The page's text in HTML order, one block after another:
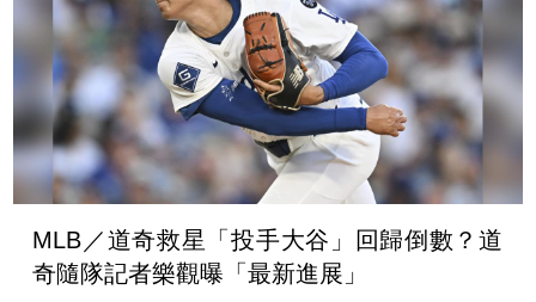
MLB／道奇救星「投手大谷」回歸倒數？道
奇隨隊記者樂觀曝「最新進展」